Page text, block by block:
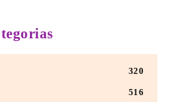
320
516